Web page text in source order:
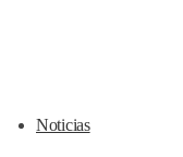
Noticias